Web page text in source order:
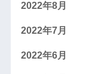
2022年8月
2022年7月
2022年6月